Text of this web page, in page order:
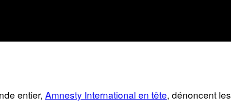
entier, Amnesty International en tête, dénoncent les